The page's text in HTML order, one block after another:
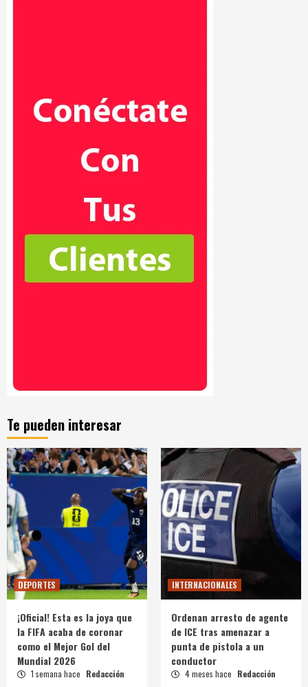
Te pueden interesar
DEPORTES
¡Oficial! Esta es la joya que
la FIFA acaba de coronar
como el Mejor Gol del
Mundial 2026
1 semana hace Redacción
INTERNACIONALES
Ordenan arresto de agente
de ICE tras amenazar a
punta de pistola a un
conductor
4 meses hace Redacción